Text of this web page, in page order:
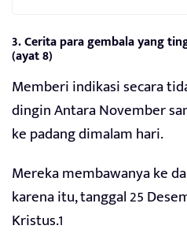
3. Cerita para gembala yang
(ayat 8)
Memberi indikasi secara
dingin Antara November
ke padang dimalam hari.
Mereka membawanya ke
karena itu, tanggal 25
Kristus.1